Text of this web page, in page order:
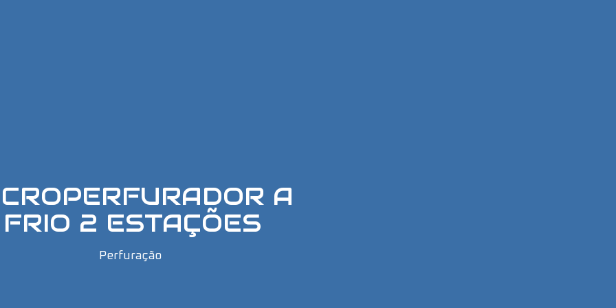
A
FRIO 2 ESTAÇÕES
Perfuração